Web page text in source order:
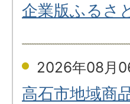
企業版ふるさ
2026年08月
高石市地域商